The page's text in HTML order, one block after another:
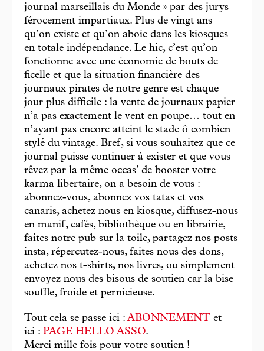
journal marseillais du Monde » par des jurys
férocement impartiaux. Plus de vingt ans
qu’on existe et qu’on aboie dans les kiosques
en totale indépendance. Le hic, c’est qu’on
fonctionne avec une économie de bouts de
ficelle et que la situation financière des
journaux pirates de notre genre est chaque
jour plus difficile : la vente de journaux papier
n’a pas exactement le vent en poupe… tout en
n’ayant pas encore atteint le stade ô combien
stylé du vintage. Bref, si vous souhaitez que ce
journal puisse continuer à exister et que vous
rêvez par la même occas’ de booster votre
karma libertaire, on a besoin de vous :
abonnez-vous, abonnez vos tatas et vos
canaris, achetez nous en kiosque, diffusez-nous
en manif, cafés, bibliothèque ou en librairie,
faites notre pub sur la toile, partagez nos posts
insta, répercutez-nous, faites nous des dons,
achetez nos t-shirts, nos livres, ou simplement
envoyez nous des bisous de soutien car la bise
souffle, froide et pernicieuse.
Tout cela se passe ici : ABONNEMENT et
ici : PAGE HELLO ASSO.
Merci mille fois pour votre soutien !